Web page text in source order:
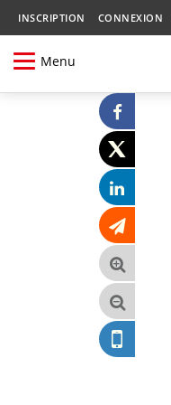
INSCRIPTION CONNEXION
Menu